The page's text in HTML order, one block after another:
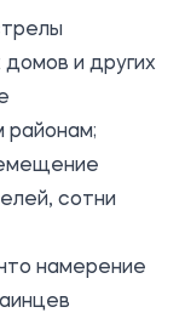
и других
районам;
сотни
намерение